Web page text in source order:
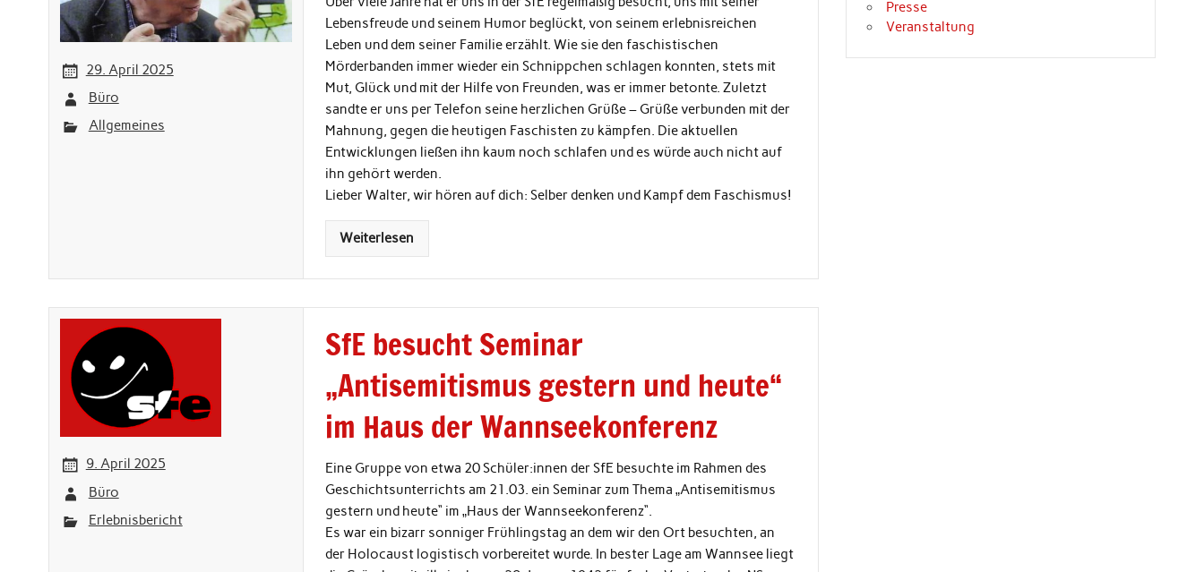
29. April 2025
Büro
Allgemeines
Lebensfreude und seinem Humor beglückt, von seinem erlebnisreichen
Leben und dem seiner Familie erzählt. Wie sie den faschistischen
Mörderbanden immer wieder ein Schnippchen schlagen konnten, stets mit
Mut, Glück und mit der Hilfe von Freunden, was er immer betonte. Zuletzt
sandte er uns per Telefon seine herzlichen Grüße – Grüße verbunden mit der
Mahnung, gegen die heutigen Faschisten zu kämpfen. Die aktuellen
Entwicklungen ließen ihn kaum noch schlafen und es würde auch nicht auf
ihn gehört werden.
Lieber Walter, wir hören auf dich: Selber denken und Kampf dem Faschismus!
Weiterlesen
9. April 2025
Büro
Erlebnisbericht
SfE besucht Seminar
„Antisemitismus gestern und heute“
im Haus der Wannseekonferenz
Eine Gruppe von etwa 20 Schüler:innen der SfE besuchte im Rahmen des
Geschichtsunterrichts am 21.03. ein Seminar zum Thema „Antisemitismus
gestern und heute“ im „Haus der Wannseekonferenz“.
Es war ein bizarr sonniger Frühlingstag an dem wir den Ort besuchten, an
der Holocaust logistisch vorbereitet wurde. In bester Lage am Wannsee liegt
Presse
Veranstaltung